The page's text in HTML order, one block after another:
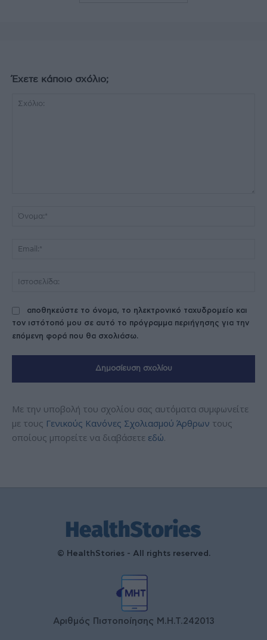
Έχετε κάποιο σχόλιο;
αποθηκεύστε το όνομα, το ηλεκτρονικό ταχυδρομείο και
τον ιστότοπό μου σε αυτό το πρόγραμμα περιήγησης για την
επόμενη φορά που θα σχολιάσω.
Με την υποβολή του σχολίου σας αυτόματα συμφωνείτε
με τους Γενικούς Κανόνες Σχολιασμού Άρθρων τους
οποίους μπορείτε να διαβάσετε εδώ.
© HealthStories - All rights reserved.
Αριθμός Πιστοποίησης Μ.Η.Τ.242013